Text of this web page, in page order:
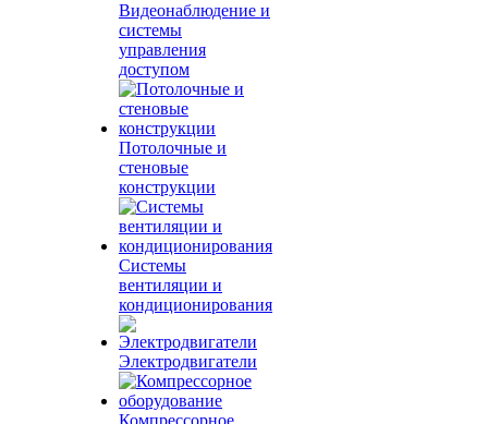
Видеонаблюдение и
системы
управления
доступом
Потолочные и
стеновые
конструкции
Системы
вентиляции и
кондиционирования
Электродвигатели
Компрессорное